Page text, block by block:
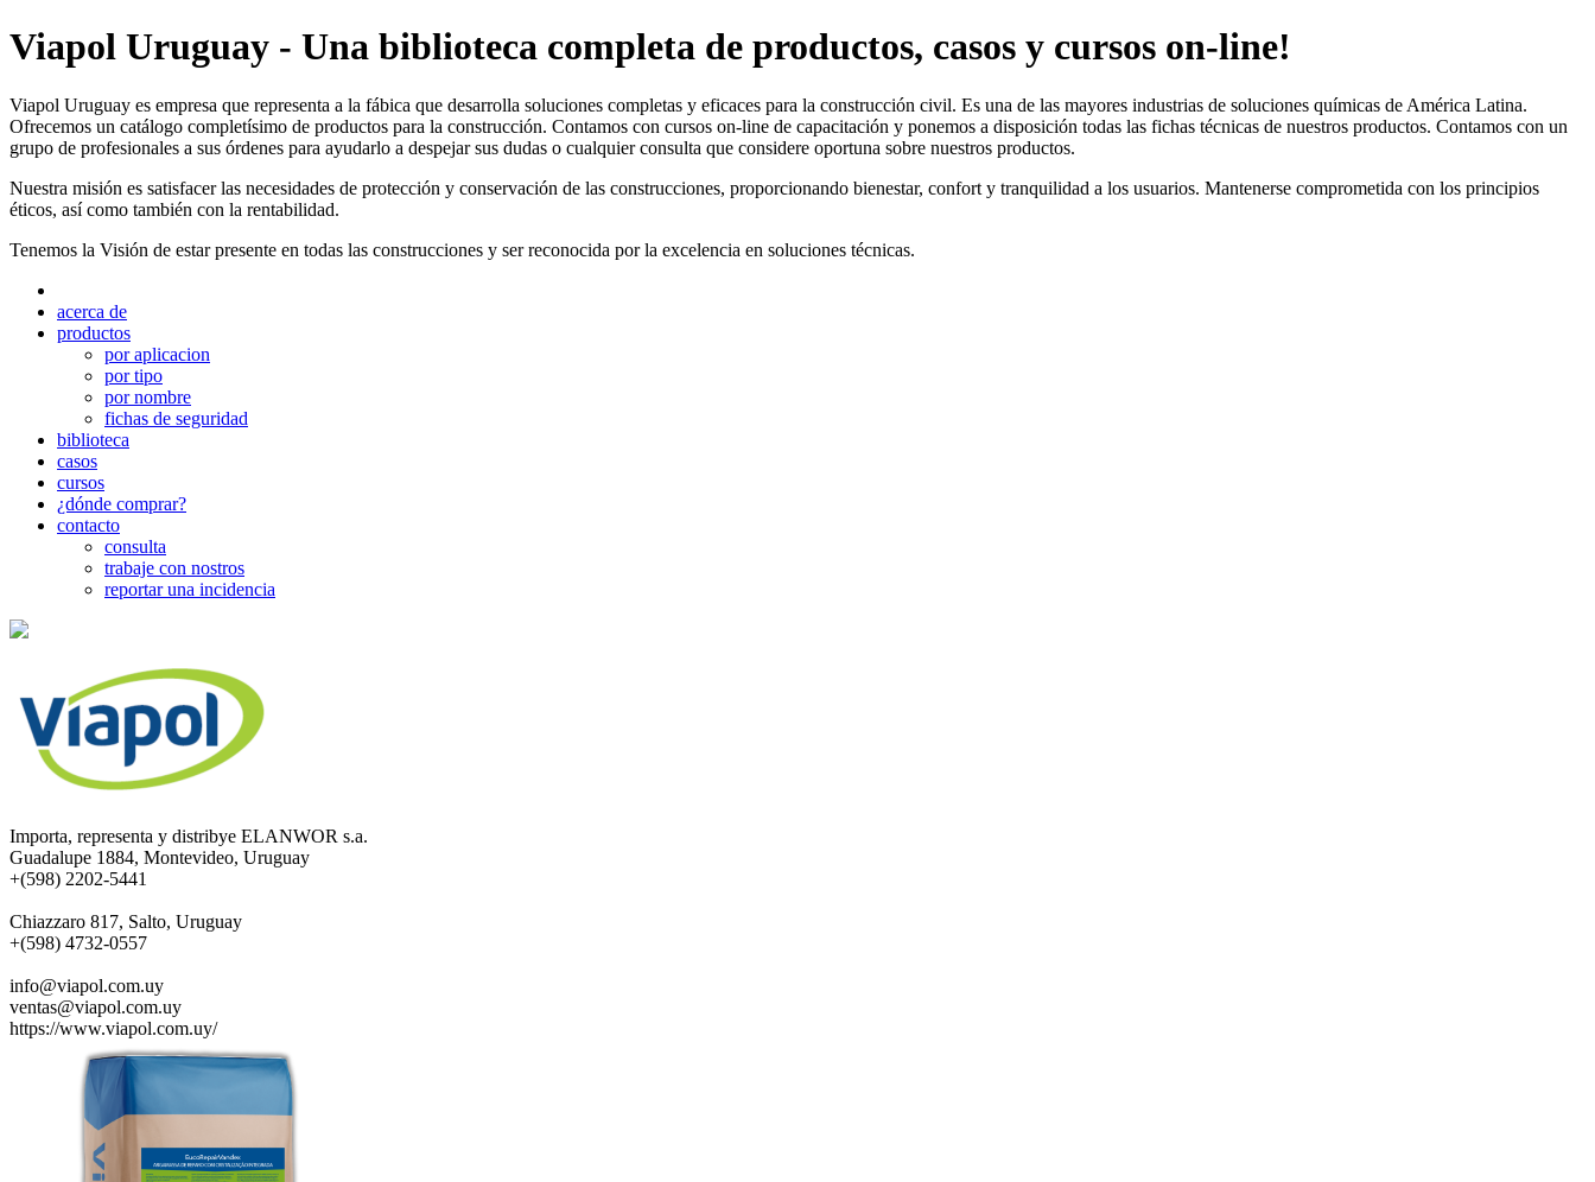
Viapol Uruguay - Una biblioteca completa de productos, casos y cursos on-line!
Viapol Uruguay es empresa que representa a la fábica que desarrolla soluciones completas y eficaces para la construcción civil. Es una de las mayores industrias de soluciones químicas de América Latina.
Ofrecemos un catálogo completísimo de productos para la construcción. Contamos con cursos on-line de capacitación y ponemos a disposición todas las fichas técnicas de nuestros productos. Contamos con un
grupo de profesionales a sus órdenes para ayudarlo a despejar sus dudas o cualquier consulta que considere oportuna sobre nuestros productos.
Nuestra misión es satisfacer las necesidades de protección y conservación de las construcciones, proporcionando bienestar, confort y tranquilidad a los usuarios. Mantenerse comprometida con los principios
éticos, así como también con la rentabilidad.
Tenemos la Visión de estar presente en todas las construcciones y ser reconocida por la excelencia en soluciones técnicas.
acerca de
productos
por aplicacion
por tipo
por nombre
fichas de seguridad
biblioteca
casos
cursos
¿dónde comprar?
contacto
consulta
trabaje con nostros
reportar una incidencia
Importa, representa y distribye ELANWOR s.a.
Guadalupe 1884, Montevideo, Uruguay
+(598) 2202-5441
Chiazzaro 817, Salto, Uruguay
+(598) 4732-0557
info@viapol.com.uy
ventas@viapol.com.uy
https://www.viapol.com.uy/